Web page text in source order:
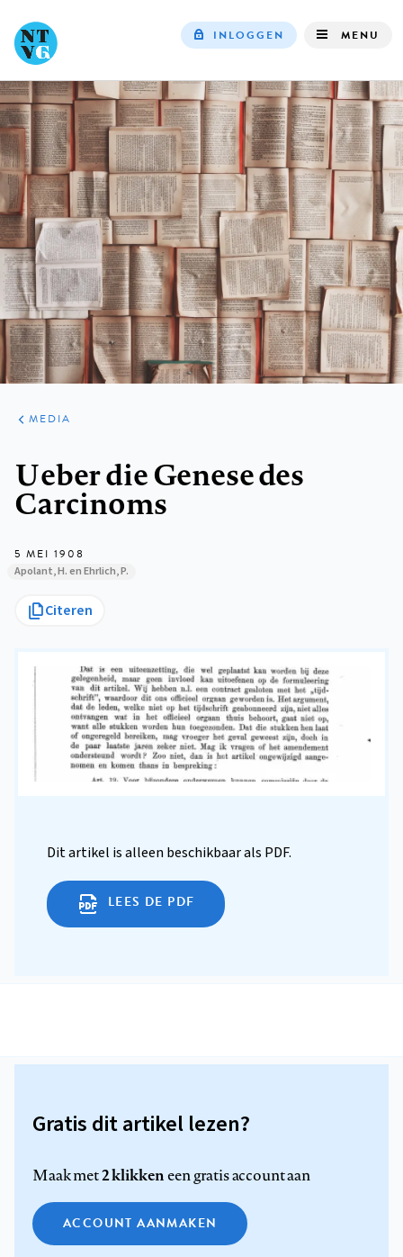
navigation
INLOGGEN MENU
ARTIKELEN
VARIA
MEDIA
Ueber die Genese des
Carcinoms
5 MEI 1908
Apolant, H. en Ehrlich, P.
Citeren
Dit artikel is alleen beschikbaar als PDF.
LEES DE PDF
Gratis dit artikel lezen?
Maak met2 klikkeneen gratis account aan
ACCOUNT AANMAKEN